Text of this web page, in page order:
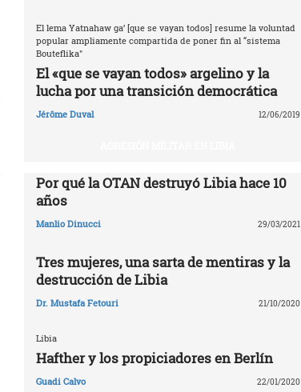
El lema Yatnahaw ga’ [que se vayan todos] resume la voluntad
popular ampliamente compartida de poner fin al “sistema
Bouteflika"
El «que se vayan todos» argelino y la
lucha por una transición democrática
Jérôme Duval 12/06/2019
Por qué la OTAN destruyó Libia ‎hace 10
años‎
Manlio Dinucci 29/03/2021
Tres mujeres, una sarta de mentiras y la
destrucción de Libia
Dr. Mustafa Fetouri 21/10/2020
Libia
Hafther y los propiciadores en Berlín
Guadi Calvo 22/01/2020